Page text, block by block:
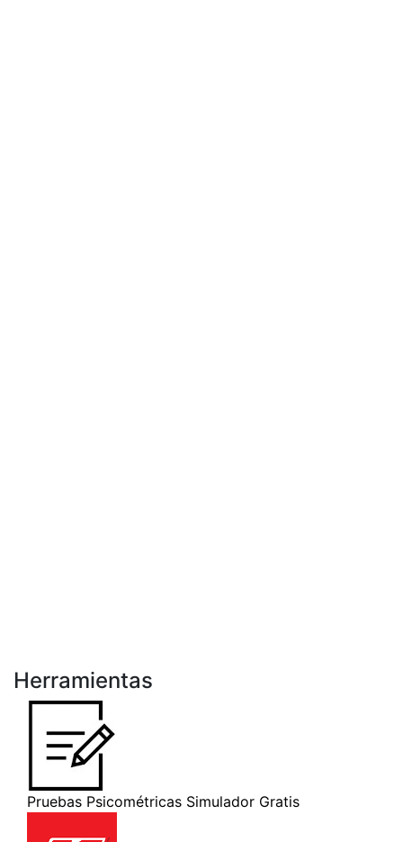
Herramientas